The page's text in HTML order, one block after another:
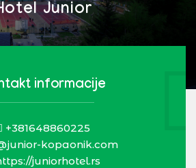
Junior
informacije
+381648860225
kopaonik.com
juniorhotel.rs